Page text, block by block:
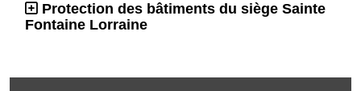
Protection des bâtiments du siège Sainte
Fontaine Lorraine